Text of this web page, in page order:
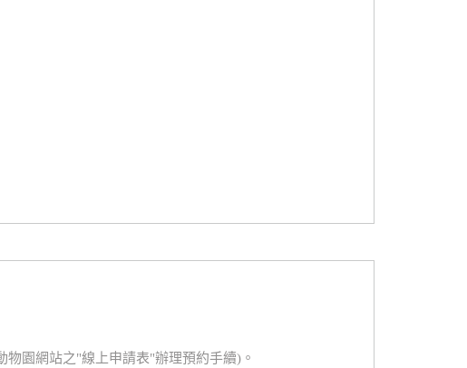
園網站之"線上申請表"辦理預約手續)。